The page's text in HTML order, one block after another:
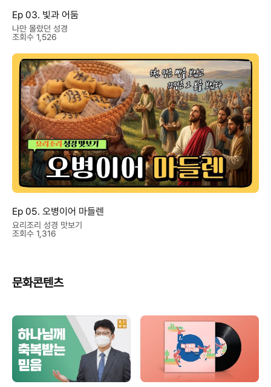
Ep 03. 빛과 어둠
나만 몰랐던 성경
조회수 1,526
Ep 05. 오병이어 마들렌
요리조리 성경 맛보기
조회수 1,316
문화콘텐츠